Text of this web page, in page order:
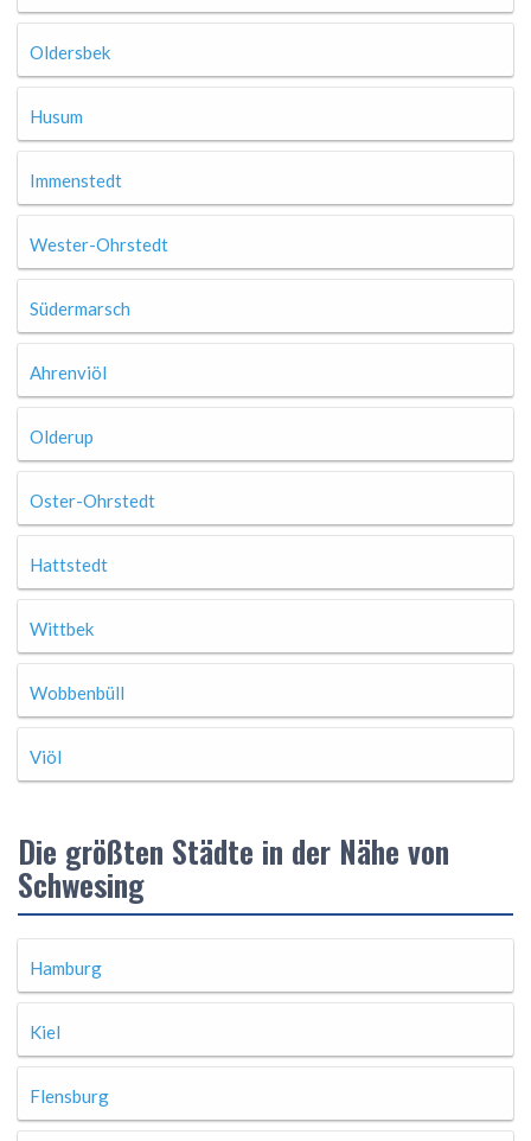
Oldersbek
Husum
Immenstedt
Wester-Ohrstedt
Südermarsch
Ahrenviöl
Olderup
Oster-Ohrstedt
Hattstedt
Wittbek
Wobbenbüll
Viöl
Die größten Städte in der Nähe von
Schwesing
Hamburg
Kiel
Flensburg